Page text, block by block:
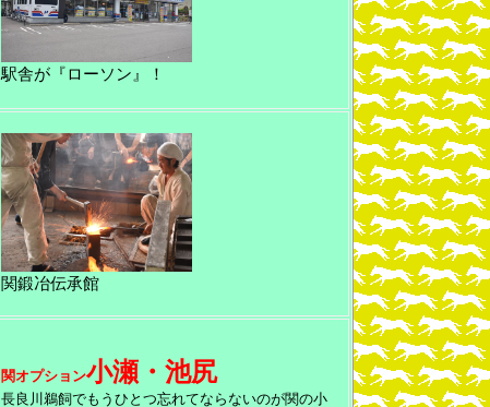
駅舎が『ローソン』！
関鍛冶伝承館
関オプション小瀬・池尻
長良川鵜飼でもうひとつ忘れてならないのが関の小